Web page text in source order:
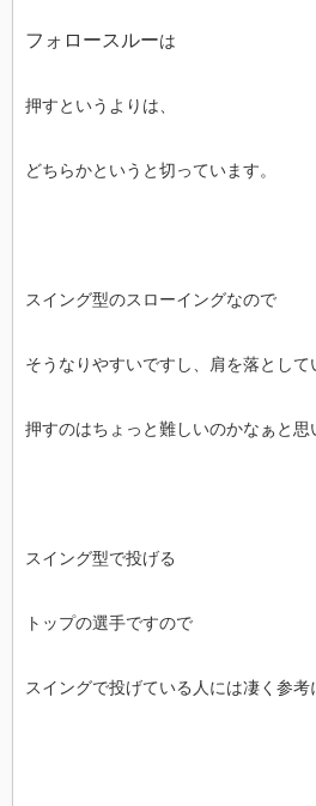
フォロースルーは
押すというよりは、
どちらかというと切っています。
スイング型のスローイングなので
そうなりやすいですし、肩を落として
押すのはちょっと難しいのかなぁと思
スイング型で投げる
トップの選手ですので
スイングで投げている人には凄く参考